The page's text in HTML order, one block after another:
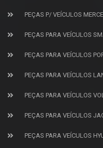
PEÇAS P/ VEÍCULOS
PEÇAS PARA VEÍCULOS
PEÇAS PARA VEÍCULOS
PEÇAS PARA VEÍCULOS
PEÇAS PARA VEÍCULOS
PEÇAS PARA VEÍCULOS
PEÇAS PARA VEÍCULOS